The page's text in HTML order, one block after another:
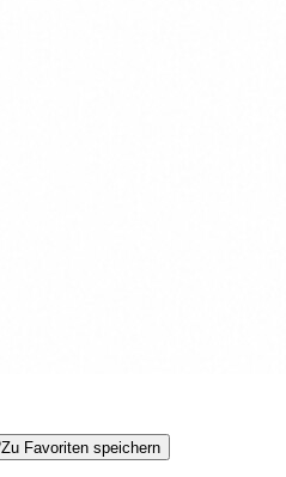
Zu Favoriten speichern